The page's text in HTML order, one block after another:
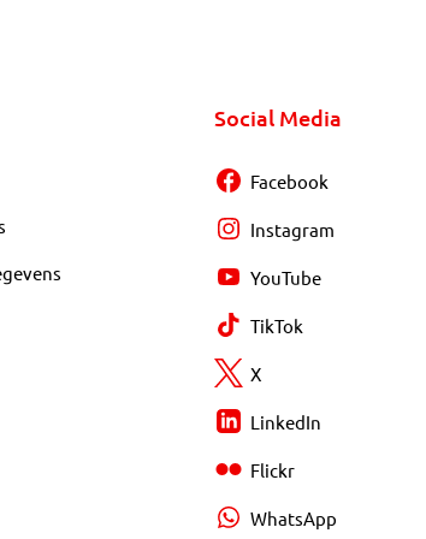
Social Media
Facebook
Instagram
YouTube
TikTok
X
LinkedIn
Flickr
WhatsApp